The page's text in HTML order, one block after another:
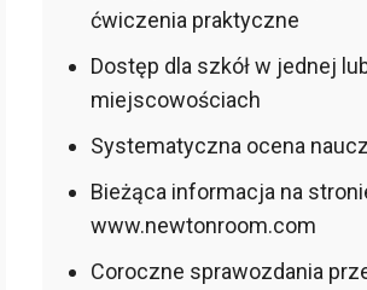
ćwiczenia praktyczne
Dostęp dla szkół w jednej
miejscowościach
Systematyczna ocena
Bieżąca informacja na
www.newtonroom.com
Coroczne sprawozdania